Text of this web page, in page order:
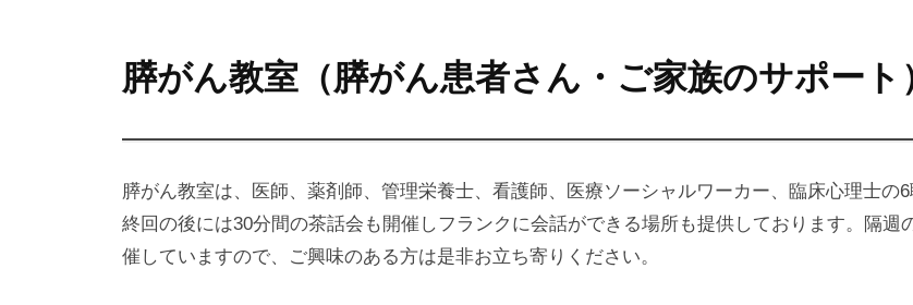
r
p
l
e
R
i
h
s
膵
が
ん
教
膵がん教室（膵がん患者さん・ご家族のサポート
膵がん教室は、医師、薬剤師、管理栄養士、看護師、医療ソーシャルワーカー、臨床心理士
終回の後には30分間の茶話会も開催しフランクに会話ができる場所も提供しております。隔
催していますので、ご興味のある方は是非お立ち寄りください。
o
M
e
）